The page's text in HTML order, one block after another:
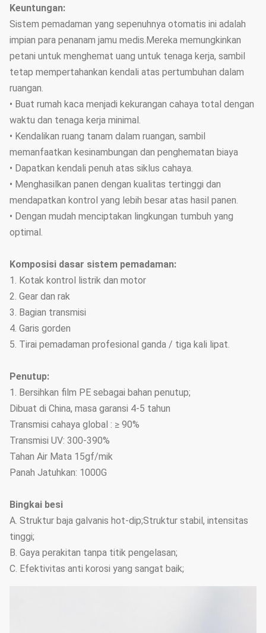
Keuntungan:
Sistem pemadaman yang sepenuhnya otomatis ini adalah
impian para penanam jamu medis.Mereka memungkinkan
petani untuk menghemat uang untuk tenaga kerja, sambil
tetap mempertahankan kendali atas pertumbuhan dalam
ruangan.
• Buat rumah kaca menjadi kekurangan cahaya total dengan
waktu dan tenaga kerja minimal.
• Kendalikan ruang tanam dalam ruangan, sambil
memanfaatkan kesinambungan dan penghematan biaya
• Dapatkan kendali penuh atas siklus cahaya.
• Menghasilkan panen dengan kualitas tertinggi dan
mendapatkan kontrol yang lebih besar atas hasil panen.
• Dengan mudah menciptakan lingkungan tumbuh yang
optimal.
Komposisi dasar sistem pemadaman:
1. Kotak kontrol listrik dan motor
2. Gear dan rak
3. Bagian transmisi
4. Garis gorden
5. Tirai pemadaman profesional ganda / tiga kali lipat.
Penutup:
1. Bersihkan film PE sebagai bahan penutup;
Dibuat di China, masa garansi 4-5 tahun
Transmisi cahaya global : ≥ 90%
Transmisi UV: 300-390%
Tahan Air Mata 15gf/mik
Panah Jatuhkan: 1000G
Bingkai besi
A. Struktur baja galvanis hot-dip;Struktur stabil, intensitas
tinggi;
B. Gaya perakitan tanpa titik pengelasan;
C. Efektivitas anti korosi yang sangat baik;